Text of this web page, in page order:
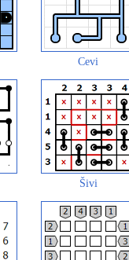
Cevi
Šivi